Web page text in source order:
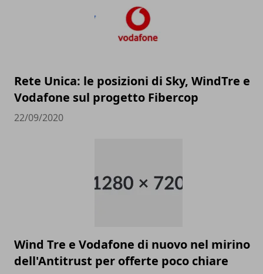
Rete Unica: le posizioni di Sky, WindTre e
Vodafone sul progetto Fibercop
22/09/2020
Wind Tre e Vodafone di nuovo nel mirino
dell'Antitrust per offerte poco chiare